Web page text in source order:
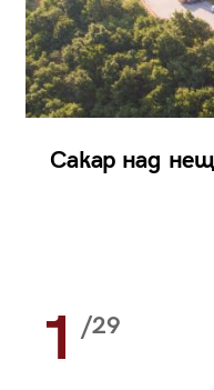
Сакар над
1 /29